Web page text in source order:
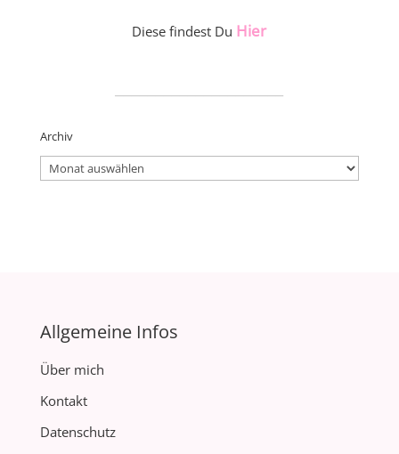
Diese findest Du Hier
Archiv
Archiv
Allgemeine Infos
Über mich
Kontakt
Datenschutz